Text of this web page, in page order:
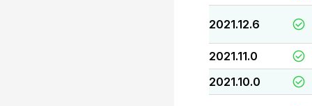
2021.12.6
2021.11.0
2021.10.0